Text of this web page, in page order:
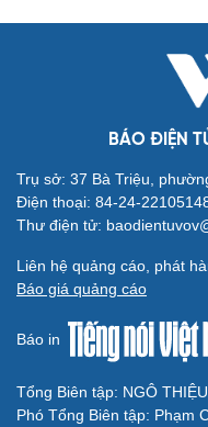
Cải chính
BÁO ĐIỆN
Trụ sở: 37 Bà Triệu,
Điện thoại: 84-24-
Thư điện tử:
Liên hệ quảng cáo, phát
Báo giá quảng cáo
Báo in
Tổng Biên tập: NGÔ
Phó Tổng Biên tập: Phạm